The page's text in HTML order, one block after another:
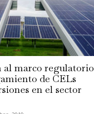
al marco regulatorio
de CELs
en el sector